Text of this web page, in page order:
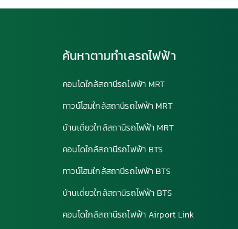
ค้นหาตามทำเลรถไฟฟ้า
คอนโดใกล้สถานีรถไฟฟ้า MRT
ทาวน์โฮมใกล้สถานีรถไฟฟ้า MRT
บ้านเดี่ยวใกล้สถานีรถไฟฟ้า MRT
คอนโดใกล้สถานีรถไฟฟ้า BTS
ทาวน์โฮมใกล้สถานีรถไฟฟ้า BTS
บ้านเดี่ยวใกล้สถานีรถไฟฟ้า BTS
คอนโดใกล้สถานีรถไฟฟ้า Airport Link